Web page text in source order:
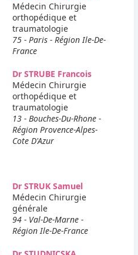
Médecin Chirurgie
orthopédique et
traumatologie
75 - Paris - Région Ile-De-
France
Dr STRUBE Francois
Médecin Chirurgie
orthopédique et
traumatologie
13 - Bouches-Du-Rhone -
Région Provence-Alpes-
Cote D'Azur
Dr STRUK Samuel
Médecin Chirurgie
générale
94 - Val-De-Marne -
Région Ile-De-France